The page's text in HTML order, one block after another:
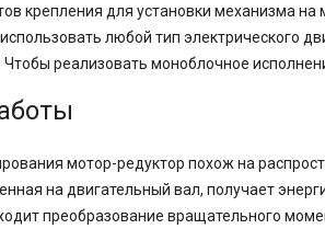
крепления для установки механизма
любой тип электрического
Чтобы реализовать моноблочное
мотор-редуктор похож на
на двигательный вал, получает
преобразование вращательного